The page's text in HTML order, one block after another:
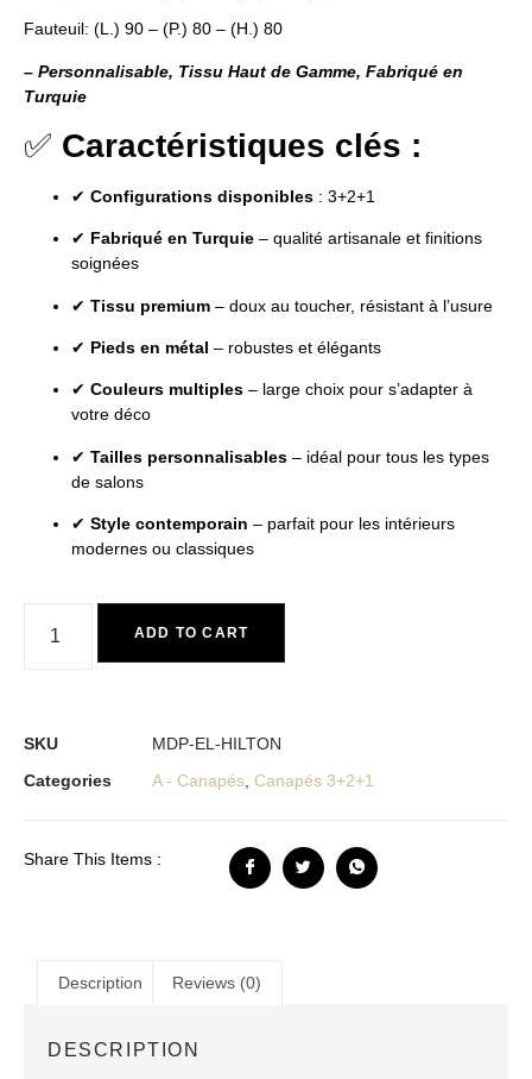
Fauteuil: (L.) 90 – (P.) 80 – (H.) 80
– Personnalisable, Tissu Haut de Gamme, Fabriqué en
Turquie
✅ Caractéristiques clés :
✔ Configurations disponibles : 3+2+1
✔ Fabriqué en Turquie – qualité artisanale et finitions
soignées
✔ Tissu premium – doux au toucher, résistant à l’usure
✔ Pieds en métal – robustes et élégants
✔ Couleurs multiples – large choix pour s’adapter à
votre déco
✔ Tailles personnalisables – idéal pour tous les types
de salons
✔ Style contemporain – parfait pour les intérieurs
modernes ou classiques
ADD TO CART
SKU
MDP-EL-HILTON
Categories
A - Canapés Canapés 3+2+1
Share This Items :
Description Reviews (0)
DESCRIPTION